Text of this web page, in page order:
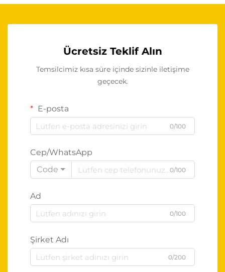
Ücretsiz Teklif Alın
Temsilcimiz kısa süre içinde sizinle iletişime
geçecek.
E-posta
0/100
Cep/WhatsApp
Code
0/100
Ad
0/100
Şirket Adı
0/200